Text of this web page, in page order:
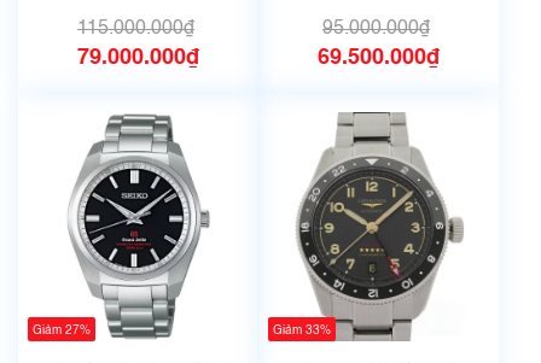
(9S55-0020)
115.000.000₫
79.000.000₫
SBGN021 9F86-
0AJ0
95.000.000₫
69.500.000₫
Giảm 27% Giảm 33%